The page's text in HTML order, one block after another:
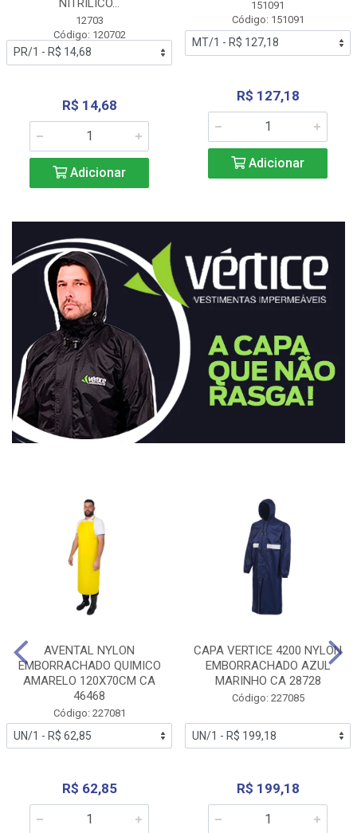
NITRÍLICO...
12703
Código: 120702
R$ 14,68
Adicionar
151091
Código: 151091
R$ 127,18
Adicionar
AVENTAL NYLON
EMBORRACHADO QUIMICO
AMARELO 120X70CM CA
46468
Código: 227081
R$ 62,85
CAPA VERTICE 4200 NYLON
EMBORRACHADO AZUL
MARINHO CA 28728
Código: 227085
R$ 199,18